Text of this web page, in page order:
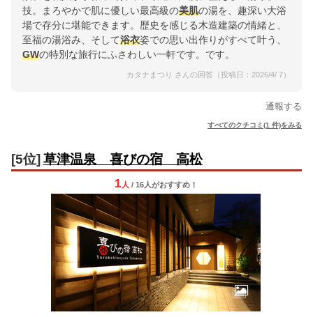
技。まろやかで肌に優しい最高級の美肌の湯を、趣深い大浴
場で存分に堪能できます。歴史を感じる木造建築の情緒と、
至福の湯浴み、そして浴衣姿での思い出作りがすべて叶う、
GWの特別な旅行にふさわしい一軒です。です。
カタナまつり さんの回答（投稿日：2026/4/ 7）
通報する
すべてのクチコミ(1 件)をみる
[5位] 草津温泉 喜びの宿 高松
1 人 / 16人がおすすめ！